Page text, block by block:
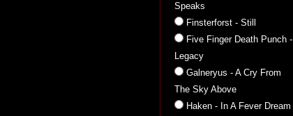
Speaks
Finsterforst - Still
Five Finger Death Punch -
Legacy
Galneryus - A Cry From
The Sky Above
Haken - In A Fever Dream